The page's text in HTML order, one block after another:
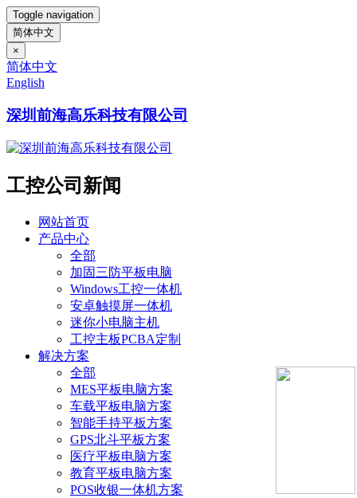
Toggle navigation
简体中文
×
简体中文
English
深圳前海高乐科技有限公司
工控公司新闻
网站首页
产品中心
全部
加固三防平板电脑
Windows工控一体机
安卓触摸屏一体机
迷你小电脑主机
工控主板PCBA定制
解决方案
全部
MES平板电脑方案
车载平板电脑方案
智能手持平板方案
GPS北斗平板方案
医疗平板电脑方案
教育平板电脑方案
POS收银一体机方案